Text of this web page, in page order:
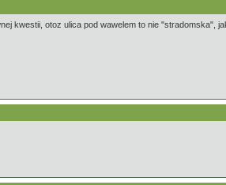
kwestii, otoz ulica pod wawelem to nie "stradomska",